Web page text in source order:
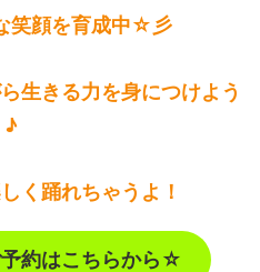
笑顔を育成中☆彡
生きる力を身につけよう
♪
く踊れちゃうよ！
約はこちらから☆